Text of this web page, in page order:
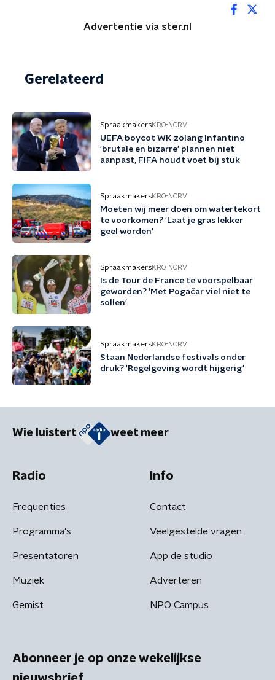
Advertentie via ster.nl
Gerelateerd
SpraakmakersKRO-NCRV
UEFA boycot WK zolang Infantino
'brutale en bizarre' plannen niet
aanpast, FIFA houdt voet bij stuk
SpraakmakersKRO-NCRV
Moeten wij meer doen om watertekort
te voorkomen? 'Laat je gras lekker
geel worden'
SpraakmakersKRO-NCRV
Is de Tour de France te voorspelbaar
geworden? 'Met Pogačar viel niet te
sollen'
SpraakmakersKRO-NCRV
Staan Nederlandse festivals onder
druk? 'Regelgeving wordt hijgerig'
Wie luistert weet meer
Radio
Frequenties
Programma's
Presentatoren
Muziek
Gemist
Info
Contact
Veelgestelde vragen
App de studio
Adverteren
NPO Campus
Abonneer je op onze wekelijkse